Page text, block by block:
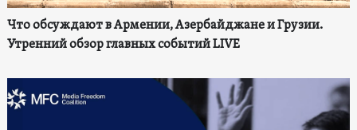
Что обсуждают в Армении, Азербайджане и Грузии.
Утренний обзор главных событий LIVE